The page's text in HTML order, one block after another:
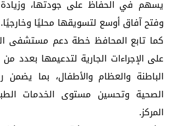
يسهم في الحفاظ على جودتها، وزيادة
وفتح آفاق أوسع لتسويقها محليًا وخارجيًا.
كما تابع المحافظ خطة دعم مستشفى
على الإجراءات الجارية لتدعيمها بعدد
الباطنة والعظام والأطفال، بما يضمن
الصحية وتحسين مستوى الخدمات
المركز.